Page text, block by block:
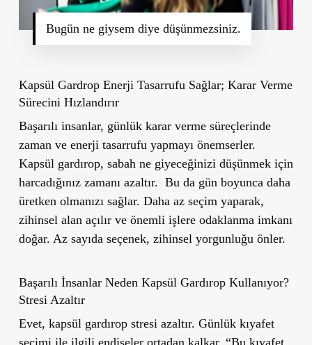
Bugün ne giysem diye düşünmezsiniz.
Kapsül Gardrop Enerji Tasarrufu Sağlar; Karar Verme
Sürecini Hızlandırır
Başarılı insanlar, günlük karar verme süreçlerinde
zaman ve enerji tasarrufu yapmayı önemserler.
Kapsül gardırop, sabah ne giyeceğinizi düşünmek için
harcadığınız zamanı azaltır. Bu da gün boyunca daha
üretken olmanızı sağlar. Daha az seçim yaparak,
zihinsel alan açılır ve önemli işlere odaklanma imkanı
doğar. Az sayıda seçenek, zihinsel yorgunluğu önler.
Başarılı İnsanlar Neden Kapsül Gardırop Kullanıyor?
Stresi Azaltır
Evet, kapsül gardırop stresi azaltır. Günlük kıyafet
seçimi ile ilgili endişeler ortadan kalkar. “Bu kıyafet